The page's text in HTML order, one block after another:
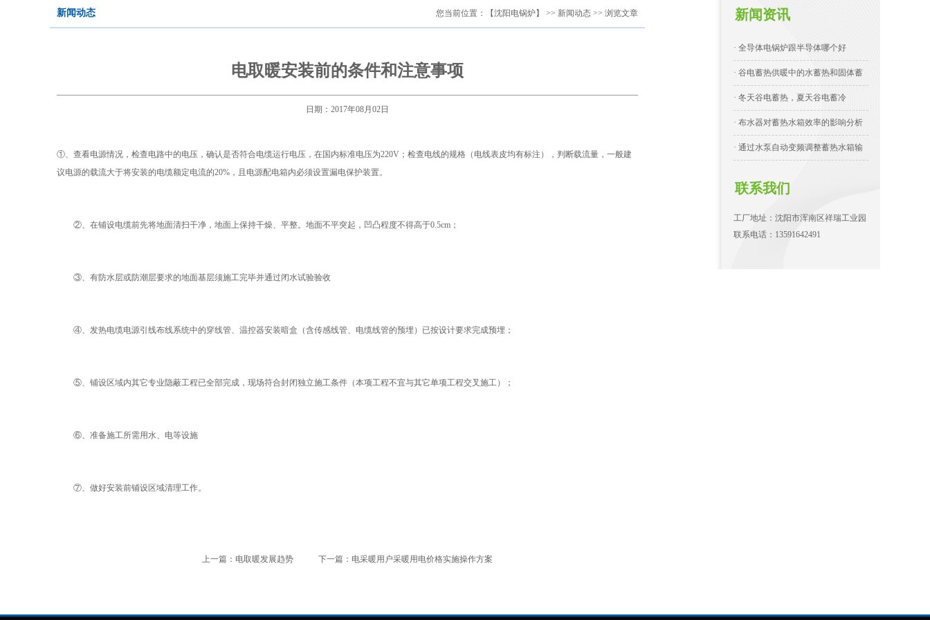
新闻动态 您当前位置： 【沈阳电锅炉】 >> 新闻动态 >> 浏览文章
电取暖安装前的条件和注意事项
日期：2017年08月02日
①、查看电源情况，检查电路中的电压，确认是否符合电缆运行电压，在国内标准电压为220V；检查电线的规格（电线表皮均有标注），判断载流量，一般建
议电源的载流大于将安装的电缆额定电流的20%，且电源配电箱内必须设置漏电保护装置。
②、在铺设电缆前先将地面清扫干净，地面上保持干燥、平整。地面不平突起，凹凸程度不得高于0.5cm；
③、有防水层或防潮层要求的地面基层须施工完毕并通过闭水试验验收
④、发热电缆电源引线布线系统中的穿线管、温控器安装暗盒（含传感线管、电缆线管的预埋）已按设计要求完成预埋；
⑤、铺设区域内其它专业隐蔽工程已全部完成，现场符合封闭独立施工条件（本项工程不宜与其它单项工程交叉施工）；
⑥、准备施工所需用水、电等设施
⑦、做好安装前铺设区域清理工作。
上一篇： 电取暖发展趋势 下一篇： 电采暖用户采暖用电价格实施操作方案
新闻资讯
· 全导体电锅炉跟半导体哪个好
· 谷电蓄热供暖中的水蓄热和固体蓄
· 冬天谷电蓄热，夏天谷电蓄冷
· 布水器对蓄热水箱效率的影响分析
· 通过水泵自动变频调整蓄热水箱输
联系我们
工厂地址：沈阳市浑南区祥瑞工业园
联系电话：13591642491